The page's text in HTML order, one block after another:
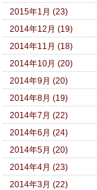
2015年1月 (23)
2014年12月 (19)
2014年11月 (18)
2014年10月 (20)
2014年9月 (20)
2014年8月 (19)
2014年7月 (22)
2014年6月 (24)
2014年5月 (20)
2014年4月 (23)
2014年3月 (22)